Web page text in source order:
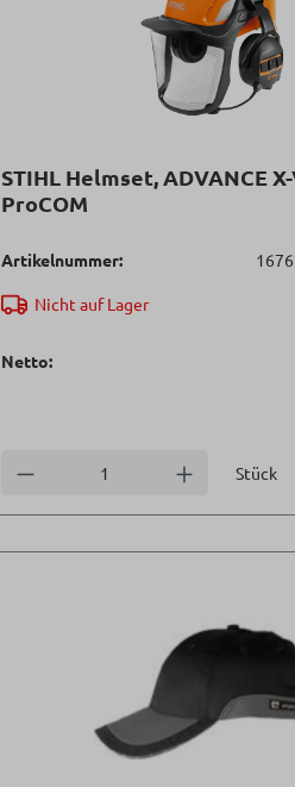
STIHL Helmset, ADVANCE
ProCOM
Artikelnummer:
Nicht auf Lager
Netto:
Anzahl verringern Anzahl erhöhen